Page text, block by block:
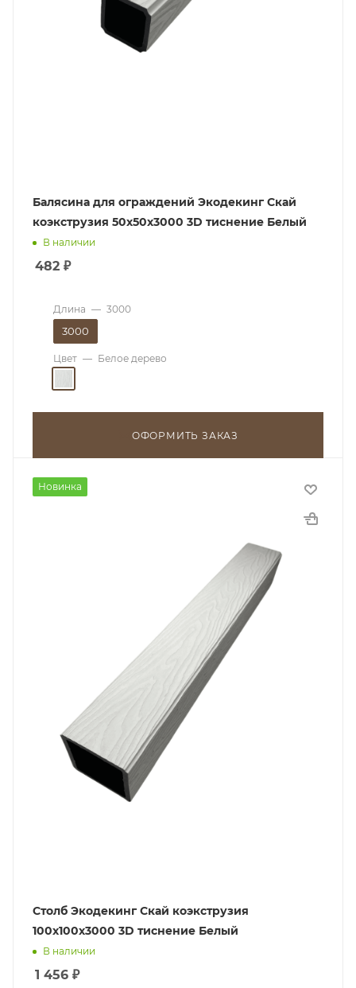
Балясина для ограждений Экодекинг Скай
коэкструзия 50х50х3000 3D тиснение Белый
В наличии
482 ₽
Длина — 3000
3000
Цвет — Белое дерево
ОФОРМИТЬ ЗАКАЗ
Новинка
Столб Экодекинг Скай коэкструзия
100х100х3000 3D тиснение Белый
В наличии
1 456 ₽